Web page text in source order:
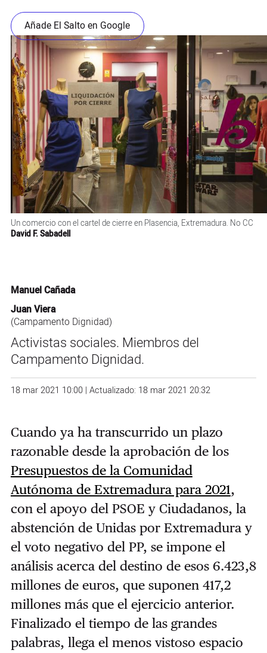
Añade El Salto en Google
Un comercio con el cartel de cierre en Plasencia, Extremadura. No CC
David F. Sabadell
Manuel Cañada
Juan Viera
(Campamento Dignidad)
Activistas sociales. Miembros del
Campamento Dignidad.
18 mar 2021 10:00 | Actualizado: 18 mar 2021 20:32
Cuando ya ha transcurrido un plazo
razonable desde la aprobación de los
Presupuestos de la Comunidad
Autónoma de Extremadura para 2021,
con el apoyo del PSOE y Ciudadanos, la
abstención de Unidas por Extremadura y
el voto negativo del PP, se impone el
análisis acerca del destino de esos 6.423,8
millones de euros, que suponen 417,2
millones más que el ejercicio anterior.
Finalizado el tiempo de las grandes
palabras, llega el menos vistoso espacio